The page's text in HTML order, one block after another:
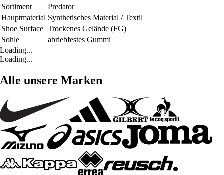
Sortiment
Predator
Hauptmaterial Synthetisches Material / Textil
Shoe Surface Trockenes Gelände (FG)
Sohle
abriebfestes Gummi
Loading...
Loading...
Alle unsere Marken